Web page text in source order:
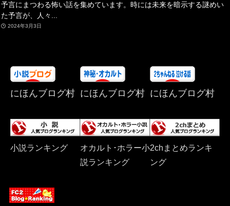
予言にまつわる怖い話を集めています。時には未来を暗示する謎めい
た予言が、人々...
2024年3月3日
にほんブログ村 にほんブログ村 にほんブログ村
小説ランキング
オカルト･ホラー小
説ランキング
2chまとめランキ
ング